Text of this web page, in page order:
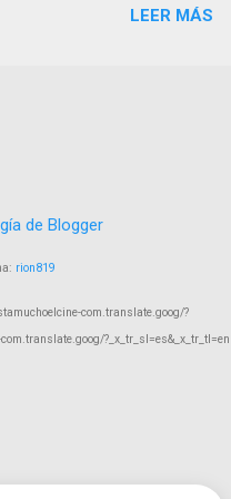
carcelario y elementos
LEER MÁS
de Blogger
rion819
com.translate.goog/?
?_x_tr_sl=es&_x_tr_tl=en